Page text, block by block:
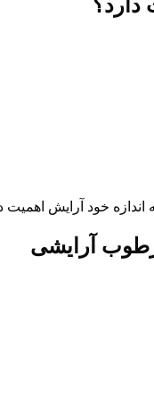
دارد؟
خود آرایش اهمیت
آرایشی